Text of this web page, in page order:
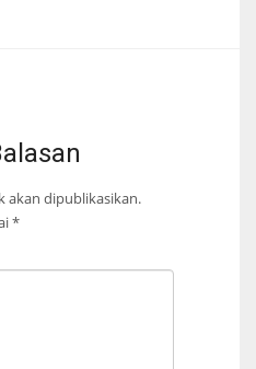
akan dipublikasikan.
*